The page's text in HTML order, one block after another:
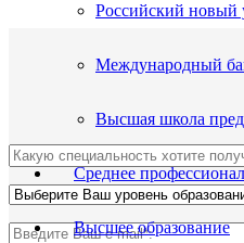
Российский новый
Международный
Высшая школа
Среднее
Высшее образование